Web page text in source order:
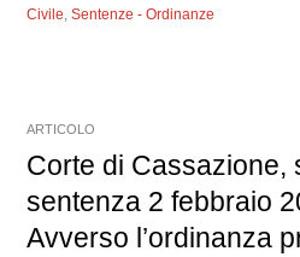
Civile,Sentenze - Ordinanze
ARTICOLO
Corte di Cassazione,
sentenza 2 febbraio
Avverso l’ordinanza